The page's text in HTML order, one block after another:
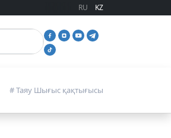
RU KZ
# Таяу Шығыс қақтығысы